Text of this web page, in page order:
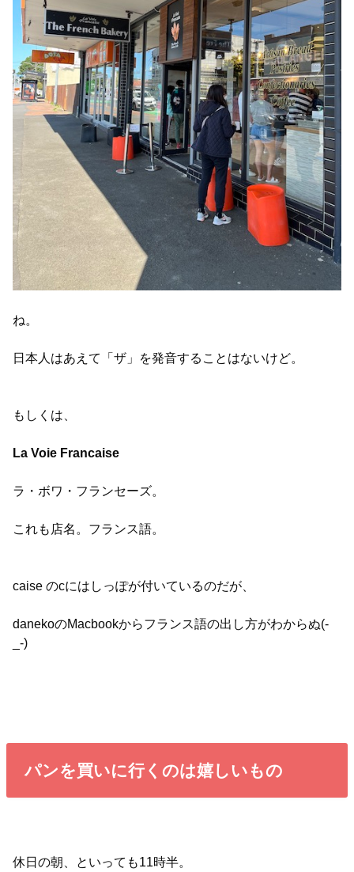
ね。
日本人はあえて「ザ」を発音することはないけど。
もしくは、
La Voie Francaise
ラ・ボワ・フランセーズ。
これも店名。フランス語。
caise のcにはしっぽが付いているのだが、
danekoのMacbookからフランス語の出し方がわからぬ(-
_-)
パンを買いに行くのは嬉しいもの
休日の朝、といっても11時半。